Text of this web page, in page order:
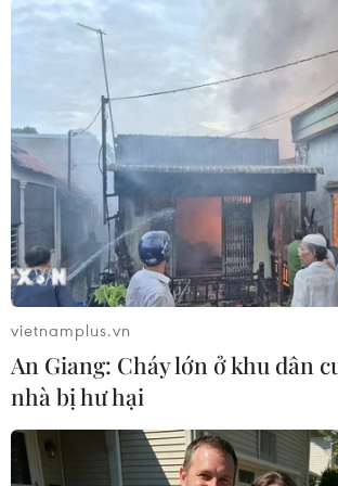
#SEA Games 26 #Huy chương
#Điền
#Canoeing
Việt Nam
Theo dõi VietnamPlus
vietnamplus.vn
An Giang: Cháy lớn ở khu dân
nhà bị hư hại